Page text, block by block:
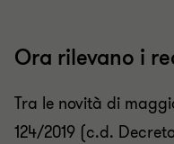
Ora rilevano i
Tra le novità di
124/2019 (c.d.